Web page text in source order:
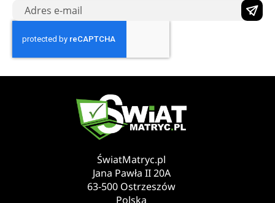
ŚwiatMatryc.pl
Jana Pawła II 20A
63-500 Ostrzeszów
Polska